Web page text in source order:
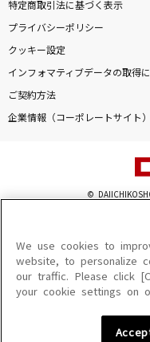
特定商取引法に基づく表示
プライバシーポリシー
クッキー設定
インフォマティブデータの取得
ご契約方法
企業情報（コーポレートサイト）
©
このサイトに掲載されている一切
を問わず、著作権法の定める範囲
を禁じます。
楽曲及びコンテンツは、機種によ
楽曲及びコンテンツの配信日、配
We use cookies to
website, to personalize
our traffic. Please click
your cookie settings on